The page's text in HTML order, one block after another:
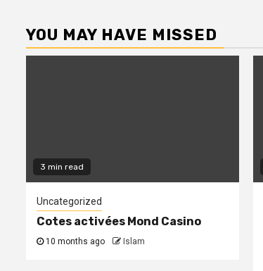
YOU MAY HAVE MISSED
3 min read
Uncategorized
Cotes activées Mond Casino
10 months ago Islam